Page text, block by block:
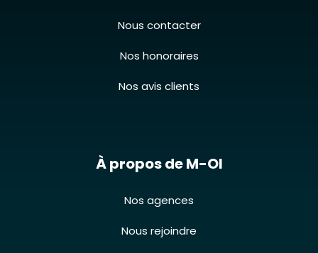
Nous contacter
Nos honoraires
Nos avis clients
À propos de M-OI
Nos agences
Nous rejoindre